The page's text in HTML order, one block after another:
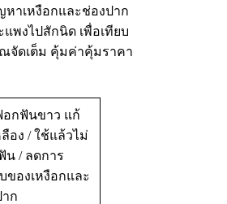
าเหงือกและช่องปาก
พงไปสักนิด เพื่อเทียบ
จัดเต็ม คุ้มค่าคุ้มราคา
อกฟันขาว แก้
อง / ใช้แล้วไม่
น / ลดการ
ของเหงือกและ
ก